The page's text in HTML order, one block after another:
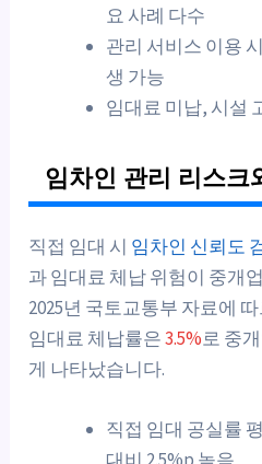
요 사례 다수
관리 서비스 이용
생 가능
임대료 미납, 시설
임차인 관리 리스크
직접 임대 시 임차인 신뢰도
과 임대료 체납 위험이 중개
2025년 국토교통부 자료에
임대료 체납률은3.5%로 중
게 나타났습니다.
직접 임대 공실률